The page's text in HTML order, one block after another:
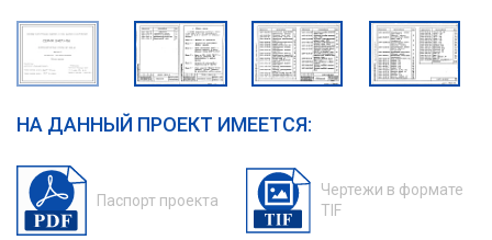
НА ДАННЫЙ ПРОЕКТ ИМЕЕТСЯ:
Паспорт проекта
Чертежи в формате
TIF